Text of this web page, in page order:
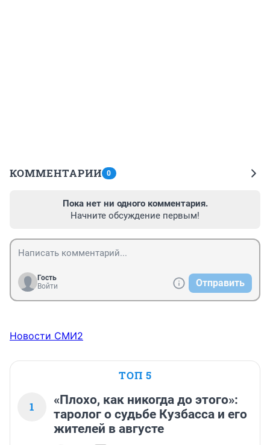
КОММЕНТАРИИ 0
Пока нет ни одного комментария.
Начните обсуждение первым!
Гость
Войти
Отправить
Новости СМИ2
ТОП 5
1
«Плохо, как никогда до этого»:
таролог о судьбе Кузбасса и его
жителей в августе